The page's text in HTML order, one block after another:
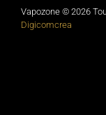
Vapozone © 2026
Digicomcrea